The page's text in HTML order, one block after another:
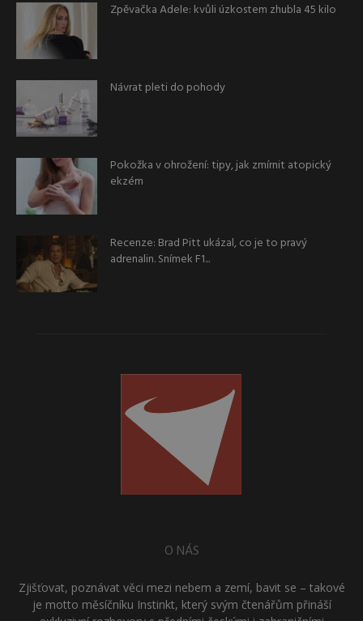
Zpěvačka Adele: kvůli úzkostem zhubla 45 kilo
Návrat pleti do pohody
Pokožka v ohrožení: tipy, jak zmírnit atopický
ekzém
Recenze: Brad Pitt ukázal, co je to pravý
adrenalin. Snímek F1...
O NÁS
Zjišťovat, poznávat věci mezi nebem a zemí, bavit se – takové
je motto měsíčníku Instinkt, který svým čtenářům přináší